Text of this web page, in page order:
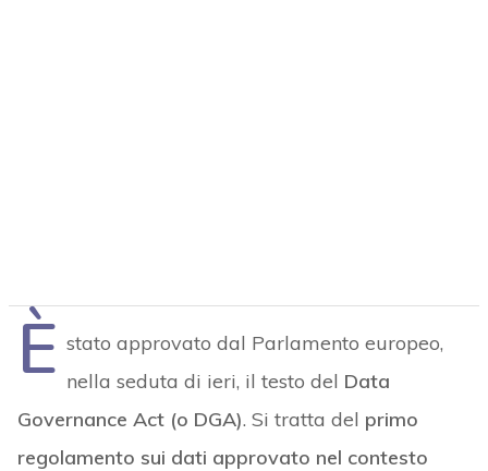
È stato approvato dal Parlamento europeo,
nella seduta di ieri, il testo del Data
Governance Act (o DGA). Si tratta del primo
regolamento sui dati approvato nel contesto